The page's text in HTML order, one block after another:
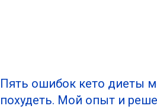
Пять ошибок кето диеты
похудеть. Мой опыт и